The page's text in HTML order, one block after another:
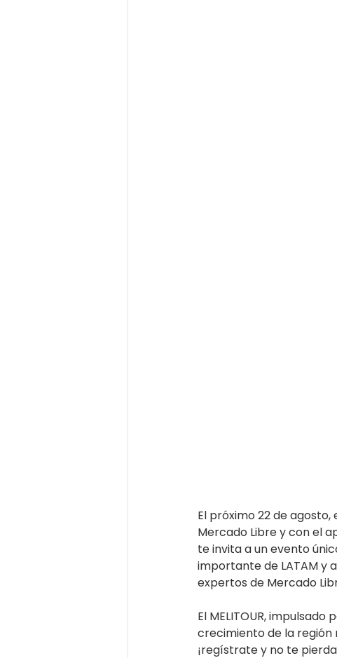
El próximo 22 de
Mercado Libre y con el
te invita a un evento
importante de LATAM y
expertos de Mercado
El MELITOUR,
crecimiento de la
¡regístrate y no te